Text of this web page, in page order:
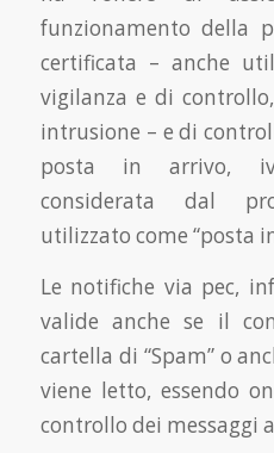
funzionamento della
certificata – anche
vigilanza e di
intrusione – e di
posta in arrivo,
considerata dal
utilizzato come “posta
Le notifiche via pec,
valide anche se il
cartella di “Spam” o
viene letto, essendo
controllo dei messaggi